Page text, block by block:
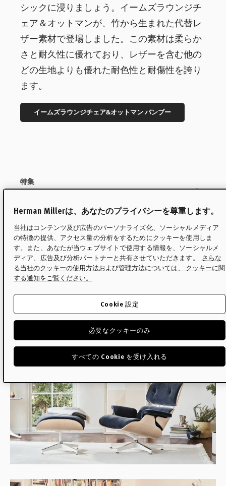
シックに浸りましょう。イームズラウンジチ
ェア＆オットマンが、竹から生まれた代替レ
ザー素材で登場しました。この素材は柔らか
さと耐久性に優れており、レザーを含む他の
どの生地よりも優れた耐色性と耐傷性を誇り
ます。
イームズラウンジチェア&オットマン バンブー
特集
イームズラウンジチェアの決
定版ガイド
世界で最も知られるデザインの1つであるイー
ムズラウンジチェアについて、あらゆる疑問
にお答えします。
Herman Millerは、あなたのプライバシーを尊重します。
当社はコンテンツ及び広告のパーソナライズ化、ソーシャルメディア
の特徴の提供、アクセス量の分析をするためにクッキーを使用しま
す。また、あなたが当ウェブサイトで使用する情報を、ソーシャルメ
ディア、広告及び分析パートナーと共有させていただきます。
さらな
る当社のクッキーの使用方法および管理方法については、 クッキーに関
する通知をご覧ください。
必要なクッキーのみ
すべての Cookie を受け入れる
Cookie 設定